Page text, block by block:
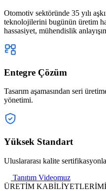
Otomotiv sektöründe 35 yılı
teknolojilerini bugünün üretim
hassasiyet, mühendislik
Entegre Çözüm
Tasarım aşamasından seri
yönetimi.
Yüksek Standart
Uluslararası kalite
Tanıtım Videomuz
ÜRETİM